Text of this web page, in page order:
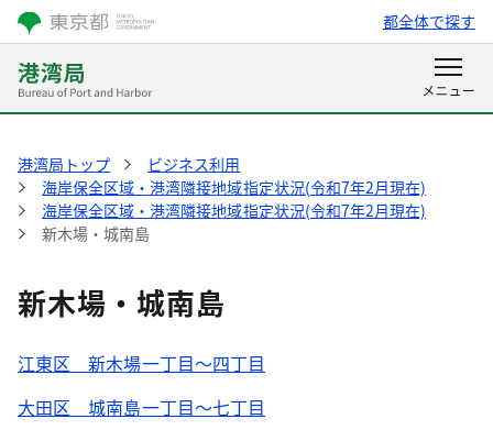
都全体で探す
港湾局トップ
ビジネス利用
海岸保全区域・港湾隣接地域指定状況(令和7年2月現在)
海岸保全区域・港湾隣接地域指定状況(令和7年2月現在)
新木場・城南島
新木場・城南島
江東区 新木場一丁目～四丁目
大田区 城南島一丁目～七丁目